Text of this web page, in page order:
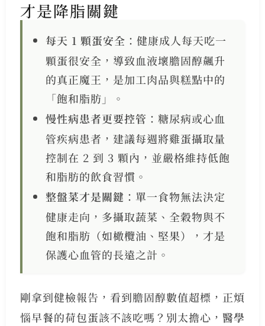
才是降脂關鍵
每天 1 顆蛋安全 ：健康成人每天吃一
顆蛋很安全，導致血液壞膽固醇飆升
的真正魔王，是加工肉品與糕點中的
「飽和脂肪」。
慢性病患者更要控管 ：糖尿病或心血
管疾病患者，建議每週將雞蛋攝取量
控制在 2 到 3 顆內，並嚴格維持低飽
和脂肪的飲食習慣。
整盤菜才是關鍵 ：單一食物無法決定
健康走向，多攝取蔬菜、全穀物與不
飽和脂肪（如橄欖油、堅果），才是
保護心血管的長遠之計。
剛拿到健檢報告，看到膽固醇數值超標，正煩
惱早餐的荷包蛋該不該吃嗎？別太擔心， 醫學